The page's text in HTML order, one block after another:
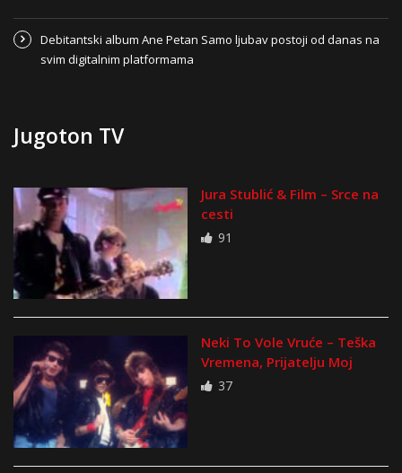
Debitantski album Ane Petan Samo ljubav postoji od danas na
svim digitalnim platformama
Jugoton TV
Jura Stublić & Film – Srce na
cesti
91
Neki To Vole Vruće – Teška
Vremena, Prijatelju Moj
37